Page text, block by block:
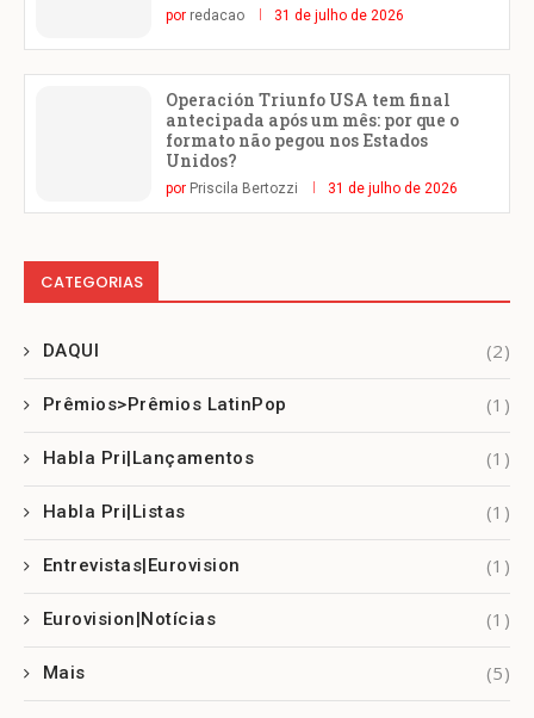
por redacao 31 de julho de 2026
Operación Triunfo USA tem final
antecipada após um mês: por que o
formato não pegou nos Estados
Unidos?
por Priscila Bertozzi 31 de julho de 2026
CATEGORIAS
DAQUI (2)
Prêmios>Prêmios LatinPop (1)
Habla Pri|Lançamentos (1)
Habla Pri|Listas (1)
Entrevistas|Eurovision (1)
Eurovision|Notícias (1)
Mais (5)